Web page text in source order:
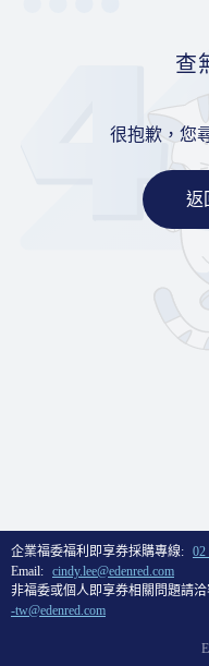
查
很抱歉，您
返
企業福委福利即享券採購專線: 02
Email: cindy.lee@edenred.com
非福委或個人即享券相關問題請
-tw@edenred.com